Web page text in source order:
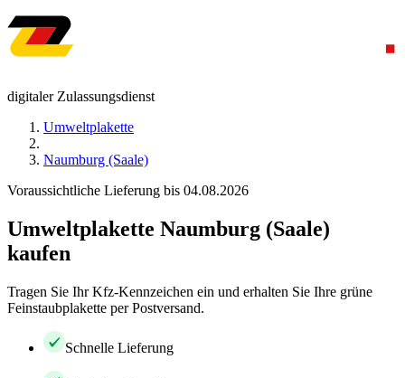
digitaler Zulassungsdienst
Umweltplakette
Naumburg (Saale)
Voraussichtliche Lieferung bis 04.08.2026
Umweltplakette Naumburg (Saale)
kaufen
Tragen Sie Ihr Kfz-Kennzeichen ein und erhalten Sie Ihre grüne
Feinstaubplakette per Postversand.
Schnelle Lieferung